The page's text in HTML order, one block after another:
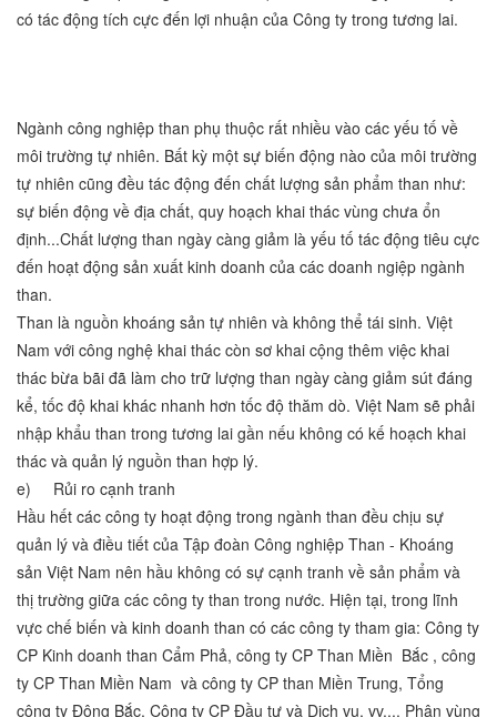
có tác động tích cực đến lợi nhuận của Công ty trong tương lai.
Ngành công nghiệp than phụ thuộc rất nhiều vào các yếu tố về
môi trường tự nhiên. Bất kỳ một sự biến động nào của môi trường
tự nhiên cũng đều tác động đến chất lượng sản phẩm than như:
sự biến động về địa chất, quy hoạch khai thác vùng chưa ổn
định...Chất lượng than ngày càng giảm là yếu tố tác động tiêu cực
đến hoạt động sản xuất kinh doanh của các doanh ngiệp ngành
than.
Than là nguồn khoáng sản tự nhiên và không thể tái sinh. Việt
Nam với công nghệ khai thác còn sơ khai cộng thêm việc khai
thác bừa bãi đã làm cho trữ lượng than ngày càng giảm sút đáng
kể, tốc độ khai khác nhanh hơn tốc độ thăm dò. Việt Nam sẽ phải
nhập khẩu than trong tương lai gần nếu không có kế hoạch khai
thác và quản lý nguồn than hợp lý.
e) Rủi ro cạnh tranh
Hầu hết các công ty hoạt động trong ngành than đều chịu sự
quản lý và điều tiết của Tập đoàn Công nghiệp Than - Khoáng
sản Việt Nam nên hầu không có sự cạnh tranh về sản phẩm và
thị trường giữa các công ty than trong nước. Hiện tại, trong lĩnh
vực chế biến và kinh doanh than có các công ty tham gia: Công ty
CP Kinh doanh than Cẩm Phả, công ty CP Than Miền Bắc , công
ty CP Than Miền Nam và công ty CP than Miền Trung, Tổng
công ty Đông Bắc, Công ty CP Đầu tư và Dịch vụ, vv.... Phân vùng